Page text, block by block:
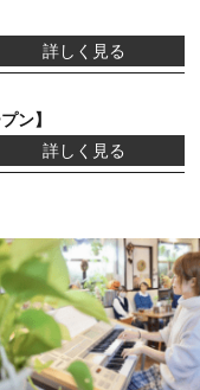
詳しく見る
ン】
詳しく見る